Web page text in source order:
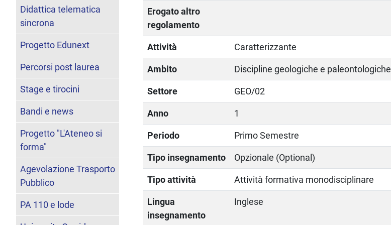
Erogato altro
regolamento
Attività Caratterizzante
Ambito Discipline geologiche e paleontologiche
Settore GEO/02
Anno 1
Periodo Primo Semestre
Tipo insegnamento Opzionale (Optional)
Tipo attività Attività formativa monodisciplinare
Lingua
insegnamento
Inglese
Didattica telematica
sincrona
Progetto Edunext
Percorsi post laurea
Stage e tirocini
Bandi e news
Progetto "L'Ateneo si
forma"
Agevolazione Trasporto
Pubblico
PA 110 e lode